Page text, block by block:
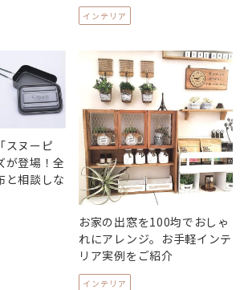
インテリア
スヌーピ
が登場！全
相談しな
お家の出窓を100均でおしゃ
れにアレンジ。お手軽インテ
リア実例をご紹介
インテリア